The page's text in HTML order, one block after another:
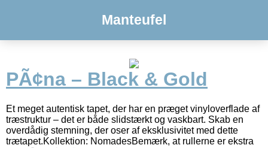
Manteufel
PÃ¢na – Black & Gold
Et meget autentisk tapet, der har en præget vinyloverflade af
træstruktur – det er både slidstærkt og vaskbart. Skab en
overdådig stemning, der oser af eksklusivitet med dette
trætapet.Kollektion: NomadesBemærk, at rullerne er ekstra